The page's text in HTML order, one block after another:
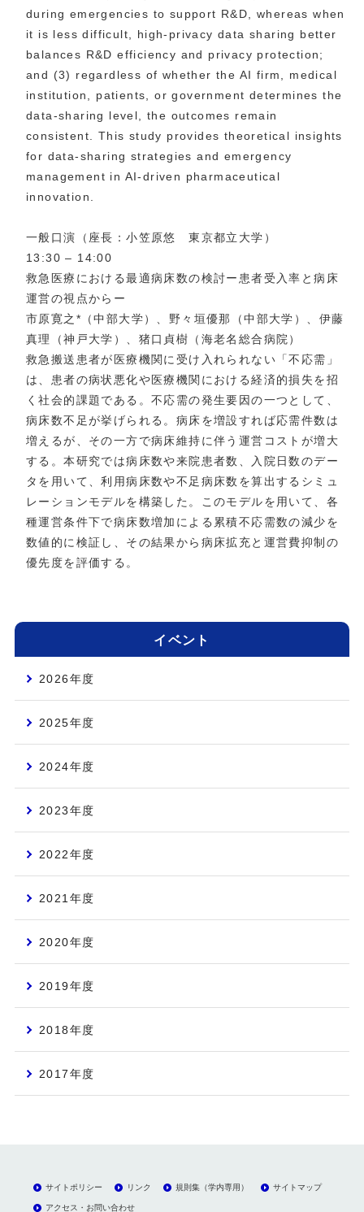
during emergencies to support R&D, whereas when
it is less difficult, high-privacy data sharing better
balances R&D efficiency and privacy protection;
and (3) regardless of whether the AI firm, medical
institution, patients, or government determines the
data-sharing level, the outcomes remain
consistent. This study provides theoretical insights
for data-sharing strategies and emergency
management in AI-driven pharmaceutical
innovation.
一般口演（座長：小笠原悠 東京都立大学）
13:30 – 14:00
救急医療における最適病床数の検討ー患者受入率と病床
運営の視点からー
市原寛之*（中部大学）、野々垣優那（中部大学）、伊藤
真理（神戸大学）、猪口貞樹（海老名総合病院）
救急搬送患者が医療機関に受け入れられない「不応需」
は、患者の病状悪化や医療機関における経済的損失を招
く社会的課題である。不応需の発生要因の一つとして、
病床数不足が挙げられる。病床を増設すれば応需件数は
増えるが、その一方で病床維持に伴う運営コストが増大
する。本研究では病床数や来院患者数、入院日数のデー
タを用いて、利用病床数や不足病床数を算出するシミュ
レーションモデルを構築した。このモデルを用いて、各
種運営条件下で病床数増加による累積不応需数の減少を
数値的に検証し、その結果から病床拡充と運営費抑制の
優先度を評価する。
イベント
2026年度
2025年度
2024年度
2023年度
2022年度
2021年度
2020年度
2019年度
2018年度
2017年度
サイトポリシー リンク 規則集（学内専用） サイトマップ
アクセス・お問い合わせ